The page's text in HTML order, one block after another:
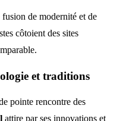
de modernité et de
côtoient des sites
et traditions
pointe rencontre des
attire par ses innovations et